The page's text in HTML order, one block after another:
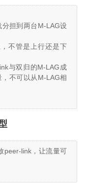
担到两台M-LAG设
不管是上行还是下
与双归的M-LAG成
不可以从M-LAG相
peer-link，让流量可